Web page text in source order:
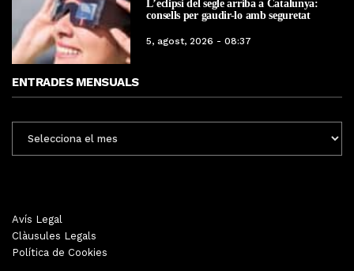
L’eclipsi del segle arriba a Catalunya:
consells per gaudir-lo amb seguretat
5, agost, 2026 - 08:37
ENTRADES MENSUALS
MENSUALS
Avís Legal
Clàusules Legals
Política de Cookies